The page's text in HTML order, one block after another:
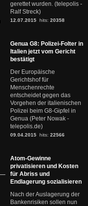
gerettet wurden. (telepolis -
Ralf Streck)
12.07.2015 hits: 20358
Genua G8: Polizei-Folter in
Italien jetzt vom Gericht
bestätigt
Der Europäische
Gerichtshof für
Menschenrechte
entscheidet gegen das
Vorgehen der italienischen
Polizei beim G8-Gipfel in
Genua (Peter Nowak -
telepolis.de)
09.04.2015 hits: 22566
Atom-Gewinne
privatisieren und Kosten
für Abriss und
Endlagerung sozialisieren
Nach der Auslagerung der
Bankenrisiken sollen nun